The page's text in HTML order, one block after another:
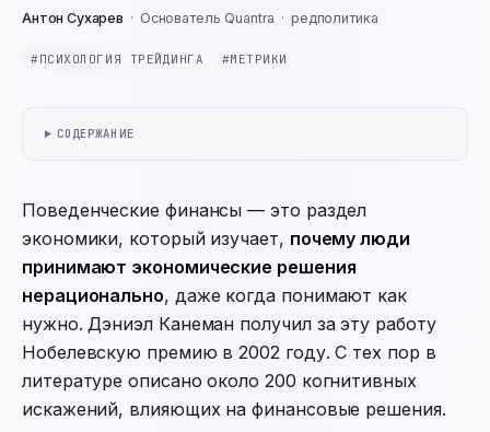
Антон Сухарев · Основатель Quantra · редполитика
#ПСИХОЛОГИЯ ТРЕЙДИНГА #МЕТРИКИ
СОДЕРЖАНИЕ
Поведенческие финансы — это раздел
экономики, который изучает, почему люди
принимают экономические решения
нерационально, даже когда понимают как
нужно. Дэниэл Канеман получил за эту работу
Нобелевскую премию в 2002 году. С тех пор в
литературе описано около 200 когнитивных
искажений, влияющих на финансовые решения.